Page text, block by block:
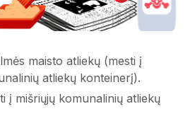
gaminių atliekos
atliekosmaisto atliekų (mesti į
atliekų konteinerį).
į mišriųjų komunalinių atliekų